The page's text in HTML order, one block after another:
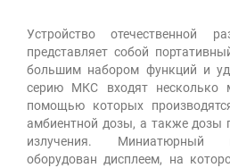
Устройство отечественной
представляет собой
большим набором функций и
серию МКС входят несколько
помощью которых
амбиентной дозы, а также дозы
излучения. Миниатюрный
оборудован дисплеем, на